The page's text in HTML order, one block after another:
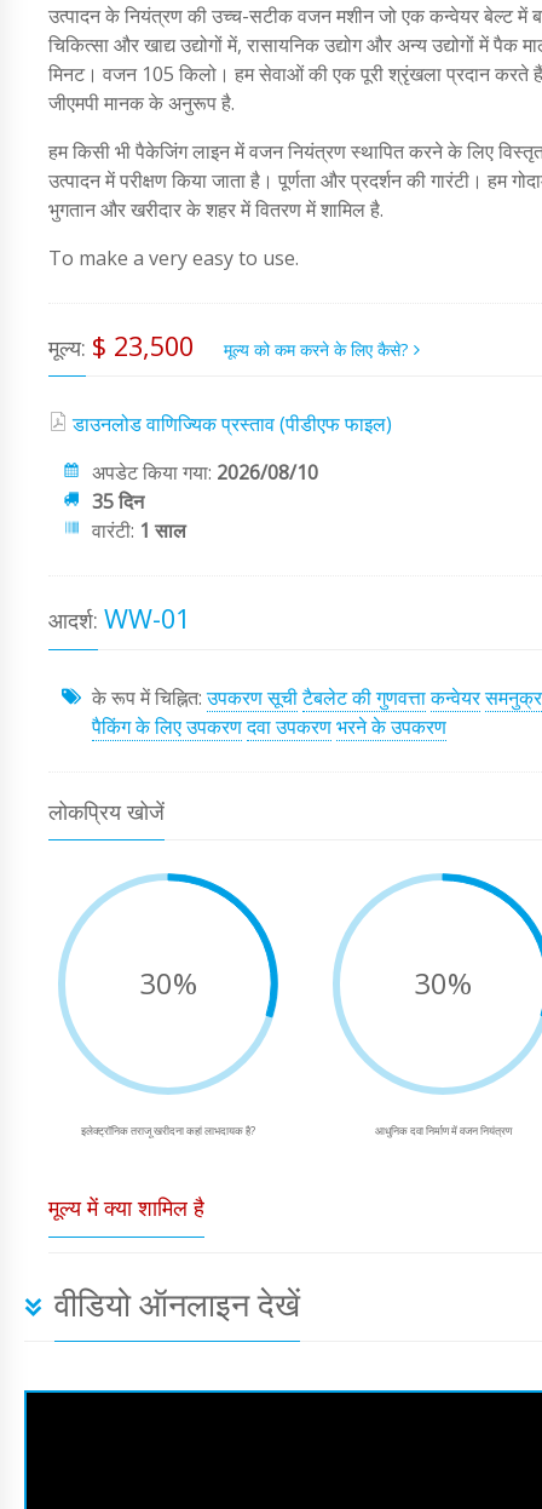
उत्पादन के नियंत्रण की उच्च-सटीक वजन मशीन जो एक कन्वेयर बेल्ट में
चिकित्सा और खाद्य उद्योगों में, रासायनिक उद्योग और अन्य उद्योगों में
मिनट। वजन 105 किलो। हम सेवाओं की एक पूरी श्रृंखला प्रदान करते
जीएमपी मानक के अनुरूप है.
हम किसी भी पैकेजिंग लाइन में वजन नियंत्रण स्थापित करने के लिए
उत्पादन में परीक्षण किया जाता है। पूर्णता और प्रदर्शन की गारंटी। हम
भुगतान और खरीदार के शहर में वितरण में शामिल है.
To make a very easy to use.
मूल्य: $ 23,500 मूल्य को कम करने के लिए कैसे?
डाउनलोड वाणिज्यिक प्रस्ताव (पीडीएफ फाइल)
अपडेट किया गया: 2026/08/10
35 दिन
वारंटी: 1 साल
आदर्श: WW-01
के रूप में चिह्नित:उपकरण सूचीटैबलेट की गुणवत्ताकन्वेयर
पैकिंग के लिए उपकरणदवा उपकरणभरने के उपकरण
लोकप्रिय खोजें
30%
इलेक्ट्रॉनिक तराजू खरीदना कहां लाभदायक है?
30%
आधुनिक दवा निर्माण में वजन नियंत्रण
मूल्य में क्या शामिल है
वीडियो ऑनलाइन देखें